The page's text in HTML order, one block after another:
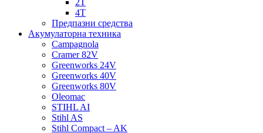
2Т
4Т
Предпазни средства
Акумулаторна техника
Campagnola
Cramer 82V
Greenworks 24V
Greenworks 40V
Greenworks 80V
Oleomac
STIHL AI
Stihl AS
Stihl Compact – AK